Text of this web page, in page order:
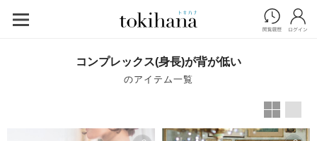
コンプレックス(身長)が背が低い